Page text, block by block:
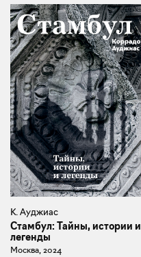
К. Ауджиас
Стамбул: Тайны, истории и
легенды
Москва, 2024